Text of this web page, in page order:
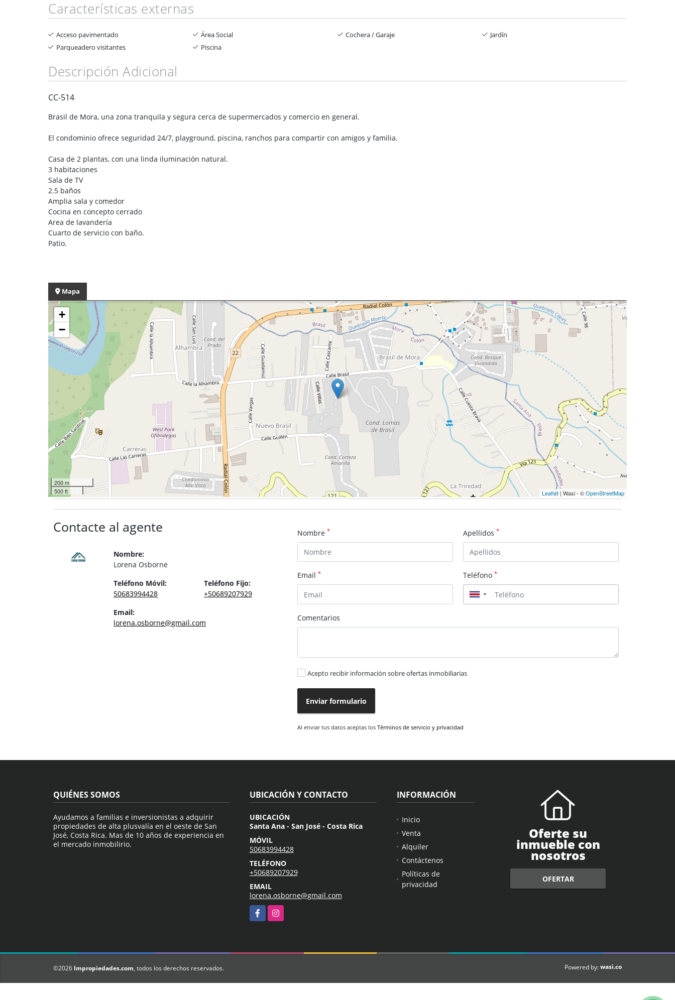
Características externas
Acceso pavimentado Área Social Cochera / Garaje
Jardín
Parqueadero visitantes
Piscina
Descripción Adicional
CC-514
Brasil de Mora, una zona tranquila y segura cerca de supermercados y comercio en general.
El condominio ofrece seguridad 24/7, playground, piscina, ranchos para compartir con amigos y familia.
Casa de 2 plantas, con una linda iluminación natural.
3 habitaciones
Sala de TV
2.5 baños
Amplia sala y comedor
Cocina en concepto cerrado
Area de lavandería
Cuarto de servicio con baño.
Patio.
Mapa
+
−
200 m
500 ft
Leaflet | Wasi - ©OpenStreetMap
Contacte al agente
Nombre:
Lorena Osborne
Teléfono Móvil:
50683994428
Teléfono Fijo:
+50689207929
Email:
lorena.osborne@gmail.com
Nombre * Apellidos *
Email * Teléfono *
▼
Comentarios
Acepto recibir información sobre ofertas inmobiliarias
Enviar formulario
Al enviar tus datos aceptas los Términos de servicio y privacidad
QUIÉNES SOMOS
Ayudamos a familias e inversionistas a adquirir
propiedades de alta plusvalía en el oeste de San
José, Costa Rica. Mas de 10 años de experiencia en
el mercado inmobilirio.
UBICACIÓN Y CONTACTO
UBICACIÓN
Santa Ana - San José - Costa Rica
MÓVIL
50683994428
TELÉFONO
+50689207929
EMAIL
lorena.osborne@gmail.com
FacebookInstagram
INFORMACIÓN
Inicio
Venta
Alquiler
Contáctenos
Políticas de
privacidad
Oferte su
inmueble con
nosotros
OFERTAR
©2026 lmpropiedades.com, todos los derechos reservados. Powered by:wasi.co